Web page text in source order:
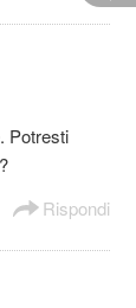
Potresti
Rispondi